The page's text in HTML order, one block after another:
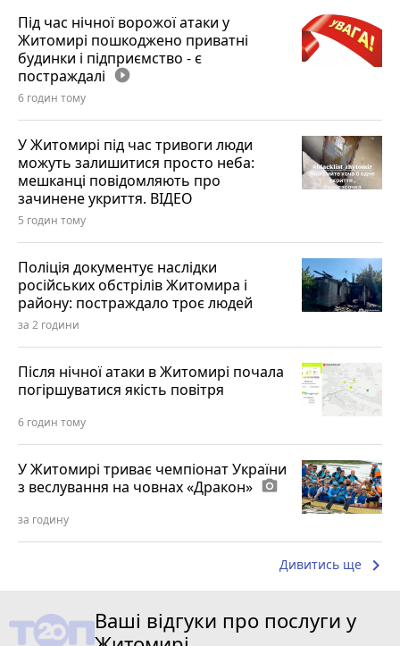
Під час нічної ворожої атаки у
Житомирі пошкоджено приватні
будинки і підприємство - є
постраждалі play_circle_filled
6 годин тому
У Житомирі під час тривоги люди
можуть залишитися просто неба:
мешканці повідомляють про
зачинене укриття. ВІДЕО
5 годин тому
Поліція документує наслідки
російських обстрілів Житомира і
району: постраждало троє людей
за 2 години
Після нічної атаки в Житомирі почала
погіршуватися якість повітря
6 годин тому
У Житомирі триває чемпіонат України
з веслування на човнах «Дракон» photo_camera
за годину
Дивитись ще keyboard_arrow_right
Ваші відгуки про послуги у